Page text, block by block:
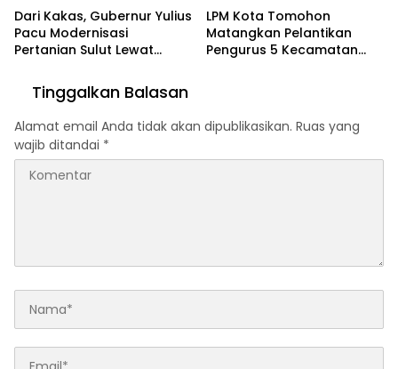
Dari Kakas, Gubernur Yulius
Pacu Modernisasi
Pertanian Sulut Lewat
Jagung
LPM Kota Tomohon
Matangkan Pelantikan
Pengurus 5 Kecamatan
Tinggalkan Balasan
Alamat email Anda tidak akan dipublikasikan. Ruas yang
wajib ditandai *